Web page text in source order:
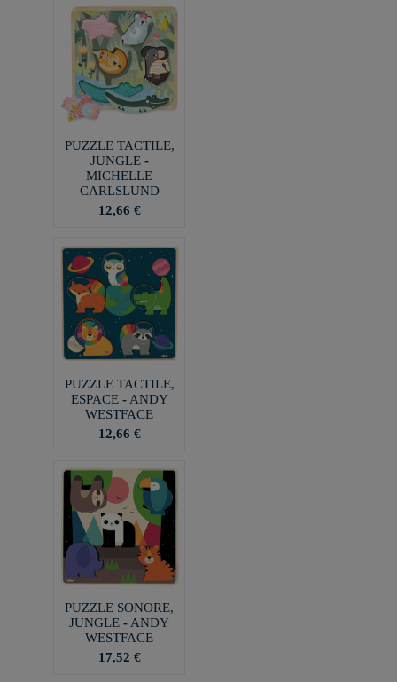
PUZZLE TACTILE,
JUNGLE -
MICHELLE
CARLSLUND
12,66 €
PUZZLE TACTILE,
ESPACE - ANDY
WESTFACE
12,66 €
PUZZLE SONORE,
JUNGLE - ANDY
WESTFACE
17,52 €